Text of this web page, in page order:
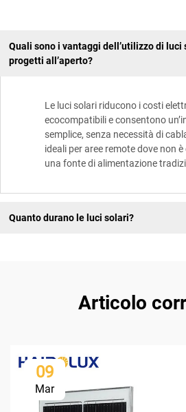
Quali sono i vantaggi dell’utilizzo di luci
progetti all’aperto?
Le luci solari riducono i costi
ecocompatibili e consentono
semplice, senza necessità di
ideali per aree remote dove non
una fonte di alimentazione
Quanto durano le luci solari?
Articolo
09
Mar